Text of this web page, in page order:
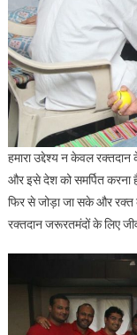
हमारा उद्देश्य न केवल
और इसे देश को समर्पित करना
फिर से जोड़ा जा सके और रक्त
रक्तदान जरूरतमंदों के लिए